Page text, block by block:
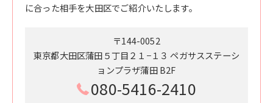
に合った相手を大田区でご紹介いたします。
〒144-0052
東京都大田区蒲田５丁目２１−１３ ペガサスステーシ
ョンプラザ蒲田 B2F
080-5416-2410